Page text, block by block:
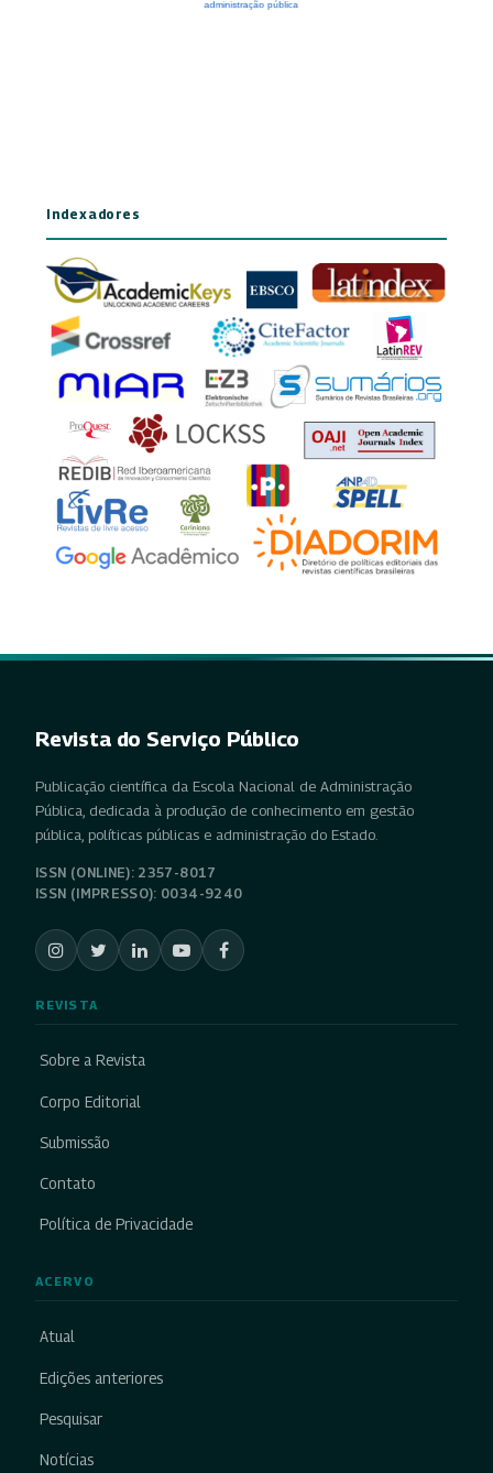
Indexadores
Revista do Serviço Público
Publicação científica da Escola Nacional de Administração
Pública, dedicada à produção de conhecimento em gestão
pública, políticas públicas e administração do Estado.
ISSN (ONLINE): 2357-8017
ISSN (IMPRESSO): 0034-9240
REVISTA
Sobre a Revista
Corpo Editorial
Submissão
Contato
Política de Privacidade
ACERVO
Atual
Edições anteriores
Pesquisar
Notícias